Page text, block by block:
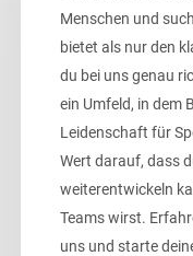
Menschen und
bietet als nur den
du bei uns genau
ein Umfeld, in dem
Leidenschaft für
Wert darauf, dass
weiterentwickeln
Teams wirst.
uns und starte